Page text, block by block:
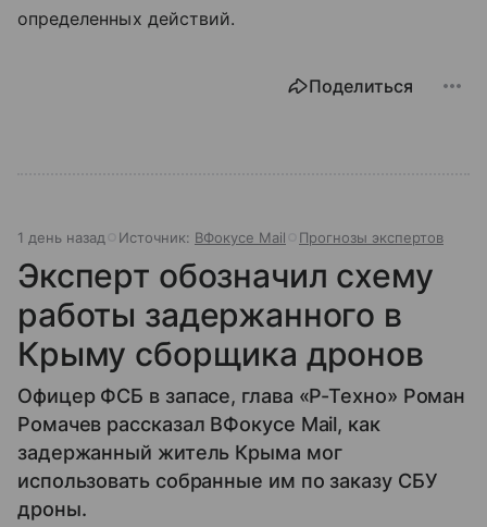
определенных действий.
Поделиться
1 день назад Источник: ВФокусе Mail Прогнозы экспертов
Эксперт обозначил схему
работы задержанного в
Крыму сборщика дронов
Офицер ФСБ в запасе, глава «Р-Техно» Роман
Ромачев рассказал ВФокусе Mail, как
задержанный житель Крыма мог
использовать собранные им по заказу СБУ
дроны.